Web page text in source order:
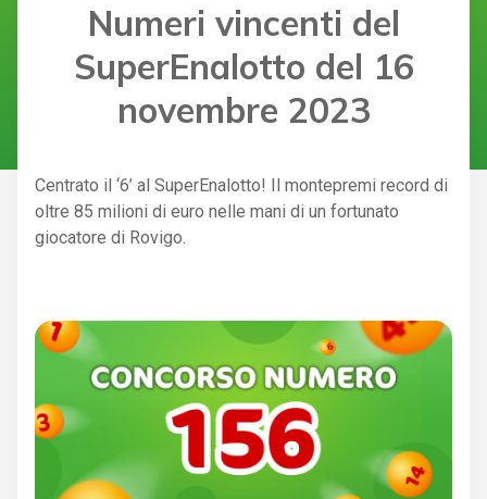
Numeri vincenti del
SuperEnalotto del 16
novembre 2023
Centrato il ‘6’ al SuperEnalotto! Il montepremi record di
oltre 85 milioni di euro nelle mani di un fortunato
giocatore di Rovigo.